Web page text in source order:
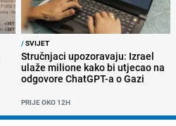
/SVIJET
Stručnjaci upozoravaju: Izrael
ulaže milione kako bi utjecao na
odgovore ChatGPT-a o Gazi
PRIJE OKO 12H